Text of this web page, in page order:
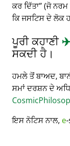
ਕਰ ਦਿੱਤਾ (ਜੋ
ਕਿ ਜਸਟਿਸ ਦੇ ਲੋਕ
ਪੂਰੀ ਕਹਾਣੀ
ਸਕਦੀ ਹੈ।
ਹਮਲੇ ਤੋਂ ਬਾਅਦ,
ਸਮਾਂ ਦਰਸ਼ਨ ਦੇ
ਇਸ ਨੋਟਿਸ ਨਾਲ, e